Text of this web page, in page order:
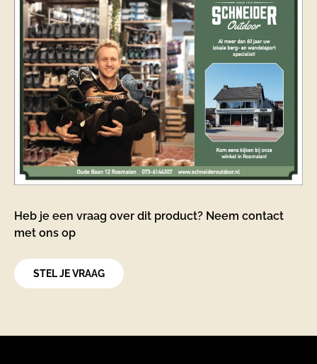
Heb je een vraag over dit product? Neem contact
met ons op
STEL JE VRAAG